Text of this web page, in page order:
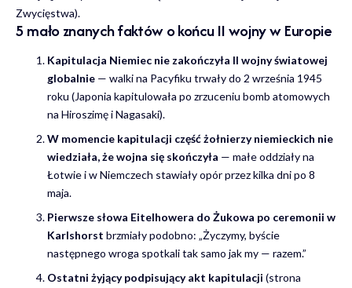
Zwycięstwa).
5 mało znanych faktów o końcu II wojny w Europie
Kapitulacja Niemiec nie zakończyła II wojny światowej
globalnie — walki na Pacyfiku trwały do 2 września 1945
roku (Japonia kapitulowała po zrzuceniu bomb atomowych
na Hiroszimę i Nagasaki).
W momencie kapitulacji część żołnierzy niemieckich nie
wiedziała, że wojna się skończyła — małe oddziały na
Łotwie i w Niemczech stawiały opór przez kilka dni po 8
maja.
Pierwsze słowa Eitelhowera do Żukowa po ceremonii w
Karlshorst brzmiały podobno: „Życzymy, byście
następnego wroga spotkali tak samo jak my — razem.”
Ostatni żyjący podpisujący akt kapitulacji (strona